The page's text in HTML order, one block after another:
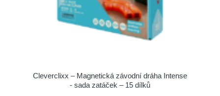
Cleverclixx – Magnetická závodní dráha Intense
- sada zatáček – 15 dílků